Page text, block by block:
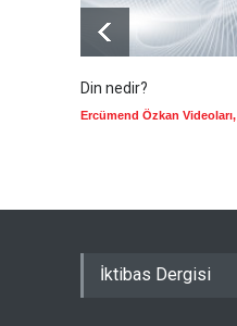
Din nedir?
Ercümend Özkan Videoları,
İktibas Dergisi